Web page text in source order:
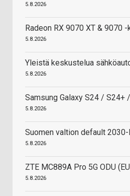
5.8.2026
Radeon RX 9070 XT & 9070
5.8.2026
Yleistä keskustelua
5.8.2026
Samsung Galaxy S24 / S24+
5.8.2026
Suomen valtion default
5.8.2026
ZTE MC889A Pro 5G ODU
5.8.2026